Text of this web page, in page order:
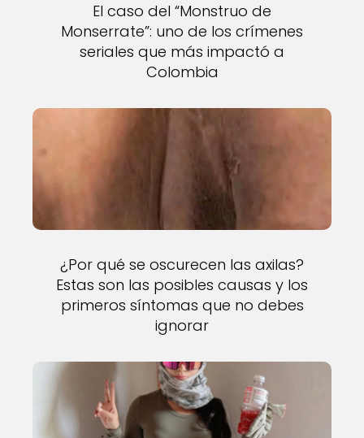
El caso del “Monstruo de
Monserrate”: uno de los crímenes
seriales que más impactó a
Colombia
¿Por qué se oscurecen las axilas?
Estas son las posibles causas y los
primeros síntomas que no debes
ignorar